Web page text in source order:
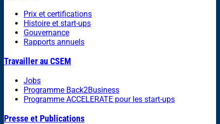
Prix et certifications
Histoire et start-ups
Gouvernance
Rapports annuels
Travailler au CSEM
Jobs
Programme Back2Business
Programme ACCELERATE pour les start-ups
Presse et Publications